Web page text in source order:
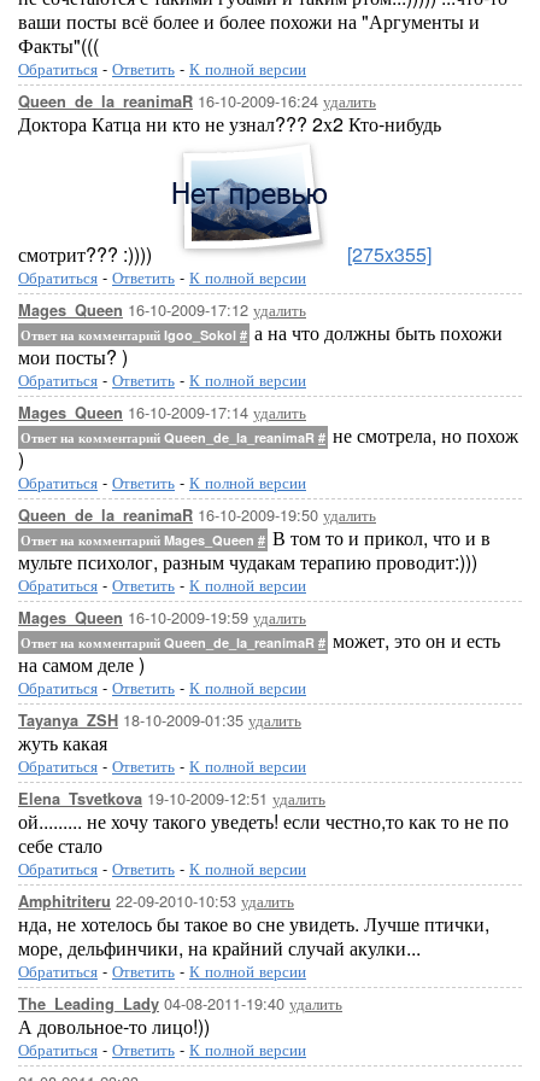
ваши посты всё более и более похожи на "Аргументы и
Факты"(((
Обратиться - Ответить - К полной версии
Queen_de_la_reanimaR 16-10-2009-16:24 удалить
Доктора Катца ни кто не узнал??? 2х2 Кто-нибудь
смотрит??? :)))) [275x355]
Обратиться - Ответить - К полной версии
Mages_Queen 16-10-2009-17:12 удалить
Ответ на комментарий Igoo_Sokol # а на что должны быть похожи
мои посты? )
Обратиться - Ответить - К полной версии
Mages_Queen 16-10-2009-17:14 удалить
Ответ на комментарий Queen_de_la_reanimaR # не смотрела, но похож
)
Обратиться - Ответить - К полной версии
Queen_de_la_reanimaR 16-10-2009-19:50 удалить
Ответ на комментарий Mages_Queen # В том то и прикол, что и в
мульте психолог, разным чудакам терапию проводит:)))
Обратиться - Ответить - К полной версии
Mages_Queen 16-10-2009-19:59 удалить
Ответ на комментарий Queen_de_la_reanimaR # может, это он и есть
на самом деле )
Обратиться - Ответить - К полной версии
Tayanya_ZSH 18-10-2009-01:35 удалить
жуть какая
Обратиться - Ответить - К полной версии
Elena_Tsvetkova 19-10-2009-12:51 удалить
ой......... не хочу такого уведеть! если честно,то как то не по
себе стало
Обратиться - Ответить - К полной версии
Amphitriteru 22-09-2010-10:53 удалить
нда, не хотелось бы такое во сне увидеть. Лучше птички,
море, дельфинчики, на крайний случай акулки...
Обратиться - Ответить - К полной версии
The_Leading_Lady 04-08-2011-19:40 удалить
А довольное-то лицо!))
Обратиться - Ответить - К полной версии